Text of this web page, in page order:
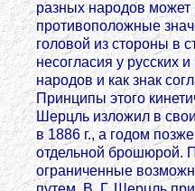
разных народов
противоположные
головой из стороны в
несогласия у русских
народов и как знак
Принципы этого
Шерцль изложил в
в 1886 г., а годом
отдельной брошюрой.
ограниченные